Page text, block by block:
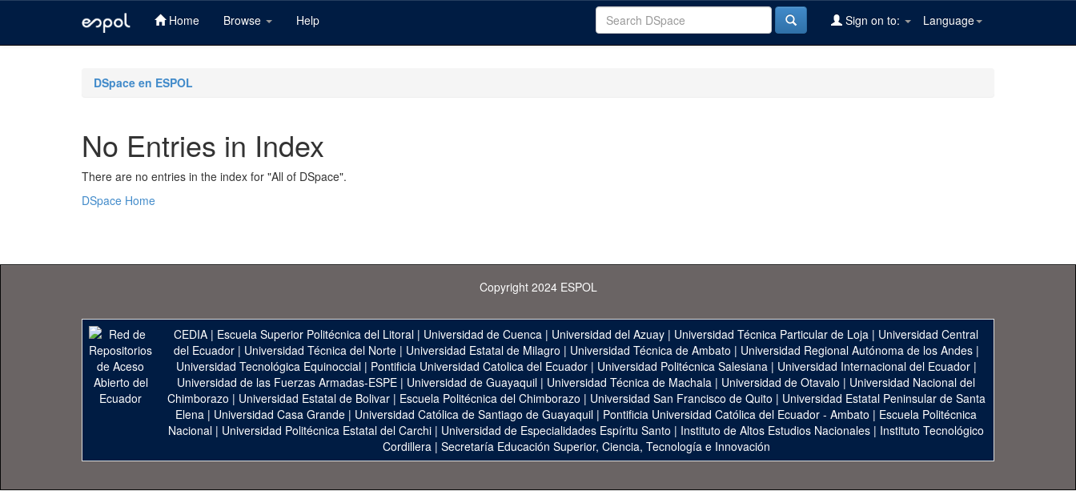
Home Browse Help Language
Sign on to:
DSpace en ESPOL
No Entries in Index
There are no entries in the index for "All of DSpace".
DSpace Home
Copyright 2024 ESPOL
CEDIA | Escuela Superior Politécnica del Litoral | Universidad de Cuenca | Universidad del Azuay | Universidad Técnica Particular de Loja | Universidad Central
del Ecuador| Universidad Técnica del Norte| Universidad Estatal de Milagro | Universidad Técnica de Ambato | Universidad Regional Autónoma de los Andes|
Universidad Tecnológica Equinoccial| Pontificia Universidad Catolica del Ecuador| Universidad Politécnica Salesiana| Universidad Internacional del Ecuador|
Universidad de las Fuerzas Armadas-ESPE | Universidad de Guayaquil | Universidad Técnica de Machala | Universidad de Otavalo | Universidad Nacional del
Chimborazo | Universidad Estatal de Bolivar| Escuela Politécnica del Chimborazo | Universidad San Francisco de Quito | Universidad Estatal Peninsular de Santa
Elena | Universidad Casa Grande | Universidad Católica de Santiago de Guayaquil | Pontificia Universidad Católica del Ecuador - Ambato | Escuela Politécnica
Nacional | Universidad Politécnica Estatal del Carchi | Universidad de Especialidades Espíritu Santo | Instituto de Altos Estudios Nacionales | Instituto Tecnológico
Cordillera| Secretaría Educación Superior, Ciencia, Tecnología e Innovación